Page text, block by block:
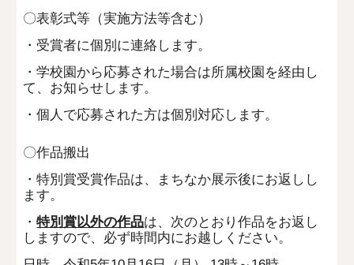
〇表彰式等（実施方法等含む）
・ 受賞者に個別に連絡します。
・学校園から応募された場合は所属校園を経由し
て、お知らせします。
・個人で応募された方は個別対応します。
〇作品搬出
・特別賞受賞作品は、まちなか展示後にお返しし
ます。
・特別賞以外の作品は、次のとおり作品をお返し
しますので、必ず時間内にお越しください。